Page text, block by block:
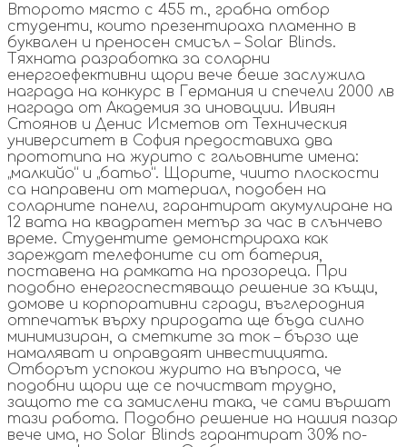
Второто място с 455 т., грабна отбор
студенти, които презентираха пламенно в
буквален и преносен смисъл – Solar Blinds.
Тяхната разработка за соларни
енергоефективни щори вече беше заслужила
награда на конкурс в Германия и спечели 2000 лв
награда от Академия за иновации. Ивиян
Стоянов и Денис Исметов от Техническия
университет в София предоставиха два
прототипа на журито с гальовните имена:
„малкийо“ и „батьо“. Щорите, чиито плоскости
са направени от материал, подобен на
соларните панели, гарантират акумулиране на
12 вата на квадратен метър за час в слънчево
време. Студентите демонстрираха как
зареждат телефоните си от батерия,
поставена на рамката на прозореца. При
подобно енергоспестяващо решение за къщи,
домове и корпоративни сгради, въглеродния
отпечатък върху природата ще бъда силно
минимизиран, а сметките за ток – бързо ще
намаляват и оправдаят инвестицията.
Отборът успокои журито на въпроса, че
подобни щори ще се почистват трудно,
защото те са замислени така, че сами вършат
тази работа. Подобно решение на нашия пазар
вече има, но Solar Blinds гарантират 30% по-